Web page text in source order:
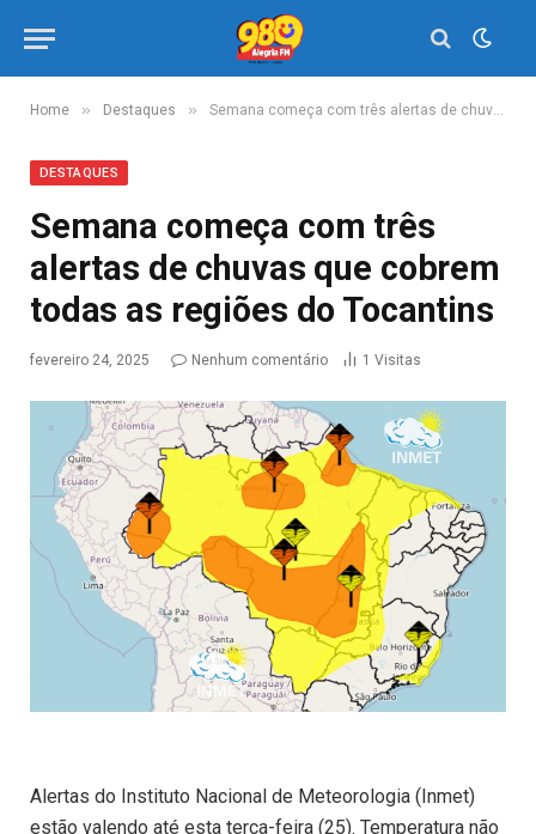
Home » Destaques » Semana começa com três alertas de chuvas que cobrem todas as regiões do Tocantins
DESTAQUES
Semana começa com três
alertas de chuvas que cobrem
todas as regiões do Tocantins
fevereiro 24, 2025 Nenhum comentário 1 Visitas
Alertas do Instituto Nacional de Meteorologia (Inmet)
estão valendo até esta terça-feira (25). Temperatura não